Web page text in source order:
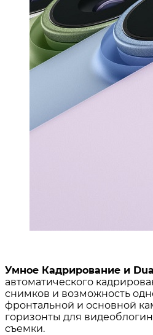
Умное Кадрирование и
автоматического
снимков и возможность
фронтальной и основной
горизонты для
съемки.